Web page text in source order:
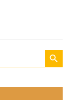
Search Button